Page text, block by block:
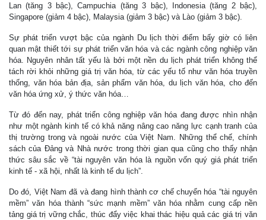
Lan (tăng 3 bậc), Campuchia (tăng 3 bậc), Indonesia (tăng 2 bậc),
Singapore (giảm 4 bậc), Malaysia (giảm 3 bậc) và Lào (giảm 3 bậc).
Sự phát triển vượt bậc của ngành Du lịch thời điểm bấy giờ có liên
quan mật thiết tới sự phát triển văn hóa và các ngành công nghiệp văn
hóa. Nguyên nhân tất yếu là bởi một nền du lịch phát triển không thể
tách rời khỏi những giá trị văn hóa, từ các yếu tố như văn hóa truyền
thống, văn hóa bản địa, sản phẩm văn hóa, du lịch văn hóa, cho đến
văn hóa ứng xử, ý thức văn hóa…
Từ đó đến nay, phát triển công nghiệp văn hóa đang được nhìn nhận
như một ngành kinh tế có khả năng nâng cao năng lực cạnh tranh của
thị trường trong và ngoài nước của Việt Nam. Những thể chế, chính
sách của Đảng và Nhà nước trong thời gian qua cũng cho thấy nhận
thức sâu sắc về “tài nguyên văn hóa là nguồn vốn quý giá phát triển
kinh tế - xã hội, nhất là kinh tế du lịch”.
Do đó, Việt Nam đã và đang hình thành cơ chế chuyển hóa “tài nguyên
mềm” văn hóa thành “sức mạnh mềm” văn hóa nhằm cung cấp nền
tảng giá trị vững chắc, thúc đẩy việc khai thác hiệu quả các giá trị văn